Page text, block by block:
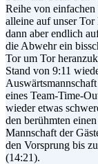
Reihe von einfachen
alleine auf unser
dann aber endlich
die Abwehr ein
Tor um Tor
Stand von 9:11
eines Team-Time-
wieder etwas
den berühmten
Mannschaft der
den Vorsprung bis
(14:21).